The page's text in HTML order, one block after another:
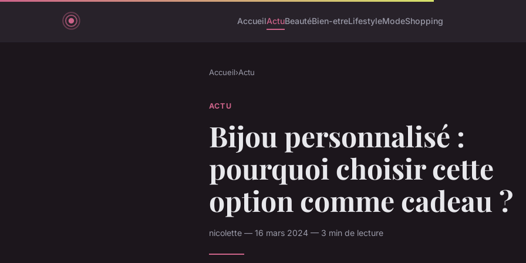
AccueilActuBeautéBien-etreLifestyleModeShopping
Accueil›Actu
ACTU
Bijou personnalisé :
pourquoi choisir cette
option comme cadeau ?
nicolette — 16 mars 2024 — 3 min de lecture